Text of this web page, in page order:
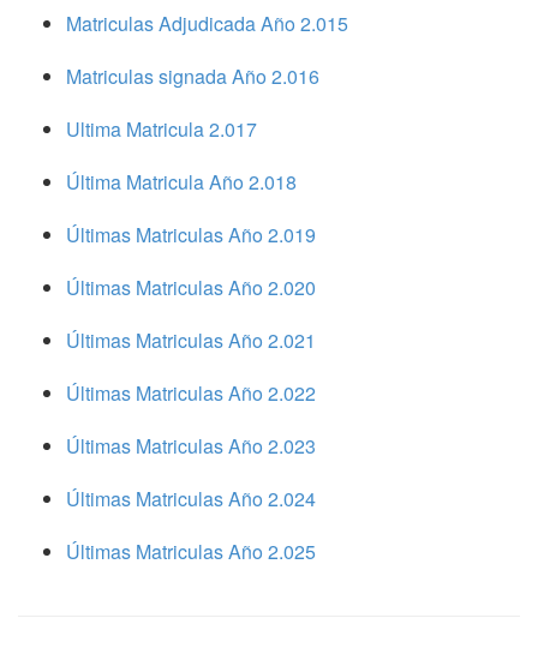
Matriculas Adjudicada Año 2.015
Matriculas signada Año 2.016
Ultima Matricula 2.017
Última Matricula Año 2.018
Últimas Matriculas Año 2.019
Últimas Matriculas Año 2.020
Últimas Matriculas Año 2.021
Últimas Matriculas Año 2.022
Últimas Matriculas Año 2.023
Últimas Matriculas Año 2.024
Últimas Matriculas Año 2.025